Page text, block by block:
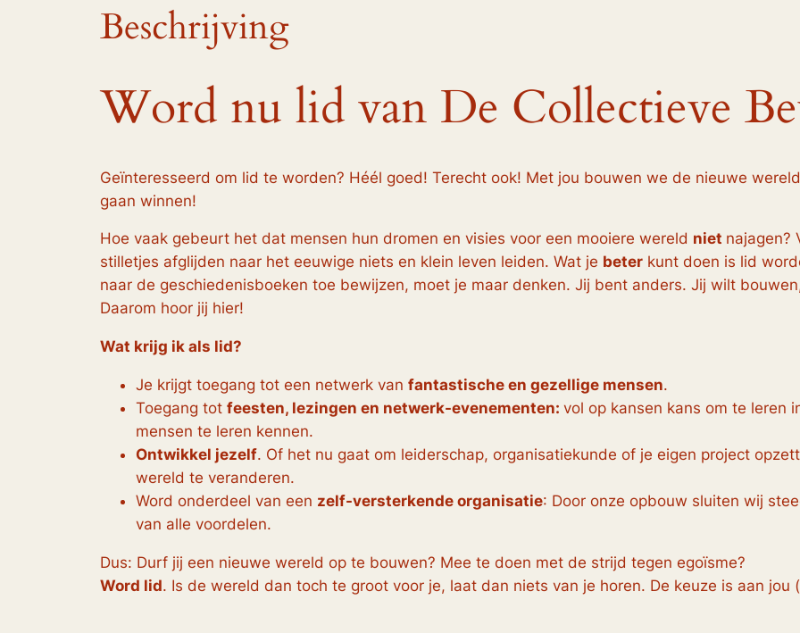
Beschrijving
Word nu lid van De Collectieve
Geïnteresseerd om lid te worden? Héél goed! Terecht ook! Met jou bouwen we de nieuwe
gaan winnen!
Hoe vaak gebeurt het dat mensen hun dromen en visies voor een mooiere wereld niet najagen?
stilletjes afglijden naar het eeuwige niets en klein leven leiden. Wat je beter kunt doen is lid
naar de geschiedenisboeken toe bewijzen, moet je maar denken. Jij bent anders. Jij wilt
Daarom hoor jij hier!
Wat krijg ik als lid?
Je krijgt toegang tot een netwerk van fantastische en gezellige mensen.
Toegang tot feesten, lezingen en netwerk-evenementen: vol op kansen kans om te leren
mensen te leren kennen.
Ontwikkel jezelf. Of het nu gaat om leiderschap, organisatiekunde of je eigen project
wereld te veranderen.
Word onderdeel van een zelf-versterkende organisatie: Door onze opbouw sluiten wij
van alle voordelen.
Dus: Durf jij een nieuwe wereld op te bouwen? Mee te doen met de strijd tegen egoïsme?
Word lid. Is de wereld dan toch te groot voor je, laat dan niets van je horen. De keuze is aan